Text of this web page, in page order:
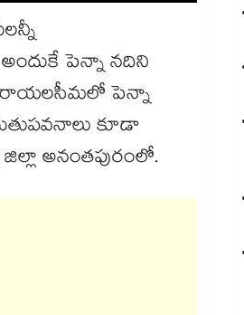
పెన్నా నదిని
రాయలసీమలో పెన్నా
కూడా
అనంతపురంలో.